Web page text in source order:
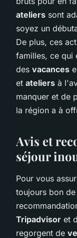
ateliers sont
soyez un
De plus, ces
familles, ce qui
des vacances
et ateliers à
manquer et de
la région a à
Avis et
séjour
Pour vous
toujours bon
Tripadvisor et
regorgent de